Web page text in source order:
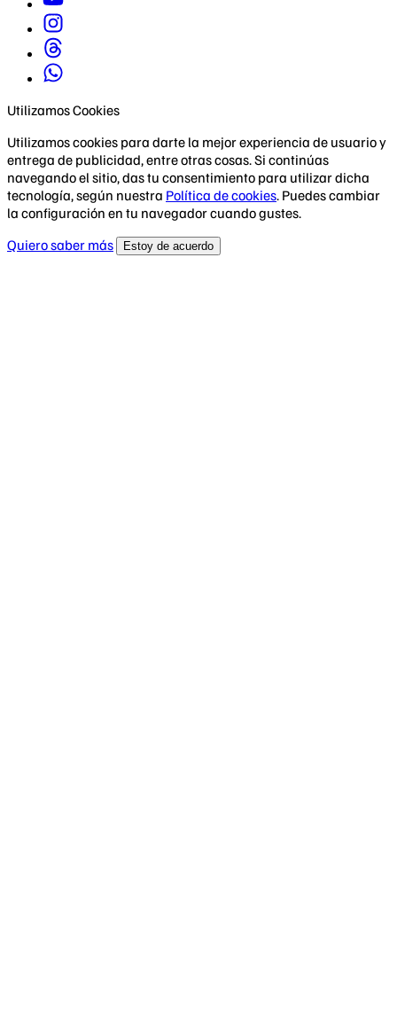
Utilizamos Cookies
Utilizamos cookies para darte la mejor experiencia de usuario y
entrega de publicidad, entre otras cosas. Si continúas
navegando el sitio, das tu consentimiento para utilizar dicha
tecnología, según nuestra Política de cookies. Puedes cambiar
la configuración en tu navegador cuando gustes.
Quiero saber más
Estoy de acuerdo